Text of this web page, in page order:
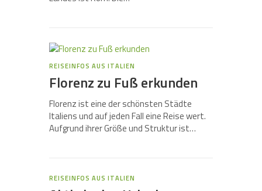
REISEINFOS AUS ITALIEN
Florenz zu Fuß erkunden
Florenz ist eine der schönsten Städte
Italiens und auf jeden Fall eine Reise wert.
Aufgrund ihrer Größe und Struktur ist…
REISEINFOS AUS ITALIEN